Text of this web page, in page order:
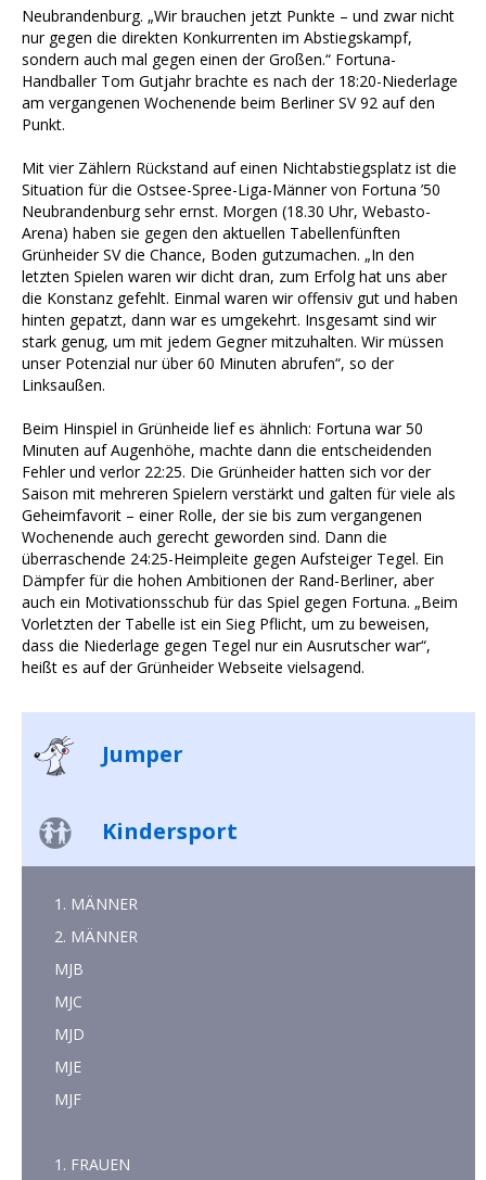
Neubrandenburg. „Wir brauchen jetzt Punkte – und zwar nicht
nur gegen die direkten Konkurrenten im Abstiegskampf,
sondern auch mal gegen einen der Großen.“ Fortuna-
Handballer Tom Gutjahr brachte es nach der 18:20-Niederlage
am vergangenen Wochenende beim Berliner SV 92 auf den
Punkt.
Mit vier Zählern Rückstand auf einen Nichtabstiegsplatz ist die
Situation für die Ostsee-Spree-Liga-Männer von Fortuna ’50
Neubrandenburg sehr ernst. Morgen (18.30 Uhr, Webasto-
Arena) haben sie gegen den aktuellen Tabellenfünften
Grünheider SV die Chance, Boden gutzumachen. „In den
letzten Spielen waren wir dicht dran, zum Erfolg hat uns aber
die Konstanz gefehlt. Einmal waren wir offensiv gut und haben
hinten gepatzt, dann war es umgekehrt. Insgesamt sind wir
stark genug, um mit jedem Gegner mitzuhalten. Wir müssen
unser Potenzial nur über 60 Minuten abrufen“, so der
Linksaußen.
Beim Hinspiel in Grünheide lief es ähnlich: Fortuna war 50
Minuten auf Augenhöhe, machte dann die entscheidenden
Fehler und verlor 22:25. Die Grünheider hatten sich vor der
Saison mit mehreren Spielern verstärkt und galten für viele als
Geheimfavorit – einer Rolle, der sie bis zum vergangenen
Wochenende auch gerecht geworden sind. Dann die
überraschende 24:25-Heimpleite gegen Aufsteiger Tegel. Ein
Dämpfer für die hohen Ambitionen der Rand-Berliner, aber
auch ein Motivationsschub für das Spiel gegen Fortuna. „Beim
Vorletzten der Tabelle ist ein Sieg Pflicht, um zu beweisen,
dass die Niederlage gegen Tegel nur ein Ausrutscher war“,
heißt es auf der Grünheider Webseite vielsagend.
Jumper
Kindersport
1. MÄNNER
2. MÄNNER
MJB
MJC
MJD
MJE
MJF
1. FRAUEN